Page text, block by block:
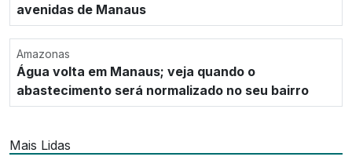
avenidas de Manaus
Amazonas
Água volta em Manaus; veja quando o
abastecimento será normalizado no seu bairro
Mais Lidas